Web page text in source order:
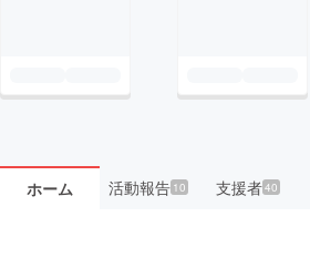
ホーム 活動報告10 支援者40